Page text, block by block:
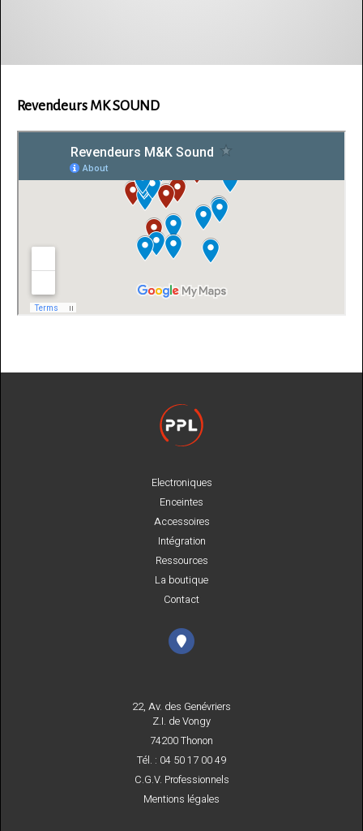
Revendeurs MK SOUND
Electroniques
Enceintes
Accessoires
Intégration
Ressources
La boutique
Contact
22, Av. des Genévriers
Z.I. de Vongy
74200 Thonon
Tél. : 04 50 17 00 49
C.G.V. Professionnels
Mentions légales